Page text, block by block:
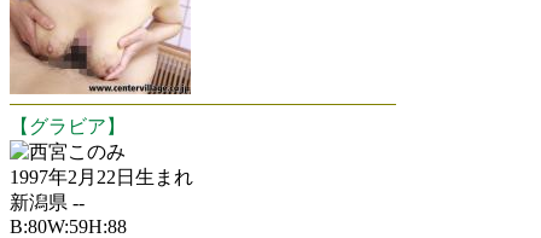
【グラビア】
西宮このみ
1997年2月22日生まれ
新潟県 --
B:80W:59H:88